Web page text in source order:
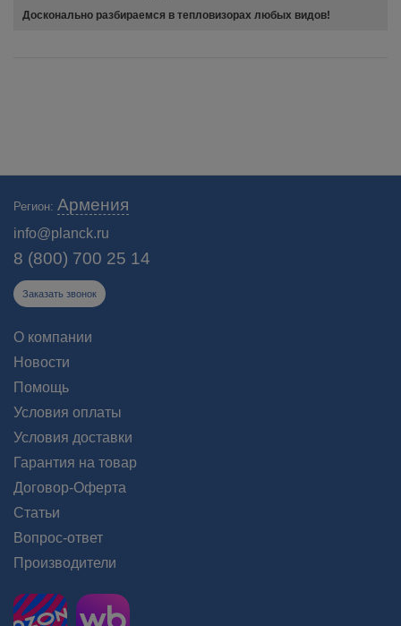
Досконально разбираемся в тепловизорах любых видов!
Регион: Армения
info@planck.ru
8 (800) 700 25 14
Заказать звонок
О компании
Новости
Помощь
Условия оплаты
Условия доставки
Гарантия на товар
Договор-Оферта
Статьи
Вопрос-ответ
Производители